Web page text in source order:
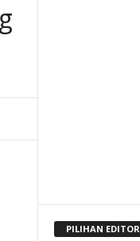
PILIHAN EDITOR